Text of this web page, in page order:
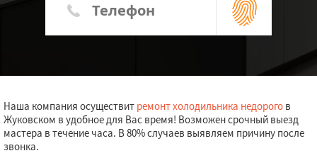
Наша компания осуществит ремонт холодильника недорого в
Жуковском в удобное для Вас время! Возможен срочный выезд
мастера в течение часа. В 80% случаев выявляем причину после
звонка.